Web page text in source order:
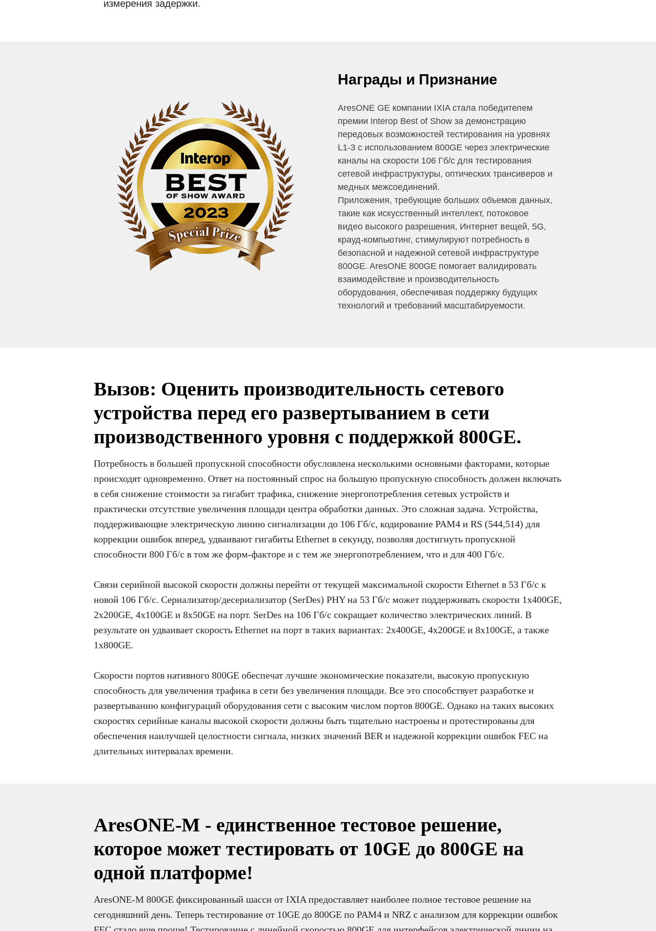
измерения задержки.
Награды и Признание
AresONE GE компании IXIA стала победителем
премии Interop Best of Show за демонстрацию
передовых возможностей тестирования на уровнях
L1-3 с использованием 800GE через электрические
каналы на скорости 106 Гб/с для тестирования
сетевой инфраструктуры, оптических трансиверов и
медных межсоединений.
Приложения, требующие больших объемов данных,
такие как искусственный интеллект, потоковое
видео высокого разрешения, Интернет вещей, 5G,
крауд-компьютинг, стимулируют потребность в
безопасной и надежной сетевой инфраструктуре
800GE. AresONE 800GE помогает валидировать
взаимодействие и производительность
оборудования, обеспечивая поддержку будущих
технологий и требований масштабируемости.
Вызов: Оценить производительность сетевого
устройства перед его развертыванием в сети
производственного уровня с поддержкой 800GE.
Потребность в большей пропускной способности обусловлена несколькими основными факторами, которые
происходят одновременно. Ответ на постоянный спрос на большую пропускную способность должен включать
в себя снижение стоимости за гигабит трафика, снижение энергопотребления сетевых устройств и
практически отсутствие увеличения площади центра обработки данных. Это сложная задача. Устройства,
поддерживающие электрическую линию сигнализации до 106 Гб/с, кодирование PAM4 и RS (544,514) для
коррекции ошибок вперед, удваивают гигабиты Ethernet в секунду, позволяя достигнуть пропускной
способности 800 Гб/с в том же форм-факторе и с тем же энергопотреблением, что и для 400 Гб/с.
Связи серийной высокой скорости должны перейти от текущей максимальной скорости Ethernet в 53 Гб/с к
новой 106 Гб/с. Сериализатор/десериализатор (SerDes) PHY на 53 Гб/с может поддерживать скорости 1x400GE,
2x200GE, 4x100GE и 8x50GE на порт. SerDes на 106 Гб/с сокращает количество электрических линий. В
результате он удваивает скорость Ethernet на порт в таких вариантах: 2x400GE, 4x200GE и 8x100GE, а также
1x800GE.
Скорости портов нативного 800GE обеспечат лучшие экономические показатели, высокую пропускную
способность для увеличения трафика в сети без увеличения площади. Все это способствует разработке и
развертыванию конфигураций оборудования сети с высоким числом портов 800GE. Однако на таких высоких
скоростях серийные каналы высокой скорости должны быть тщательно настроены и протестированы для
обеспечения наилучшей целостности сигнала, низких значений BER и надежной коррекции ошибок FEC на
длительных интервалах времени.
AresONE-M - единственное тестовое решение,
которое может тестировать от 10GE до 800GE на
одной платформе!
AresONE-M 800GE фиксированный шасси от IXIA предоставляет наиболее полное тестовое решение на
сегодняшний день. Теперь тестирование от 10GE до 800GE по PAM4 и NRZ с анализом для коррекции ошибок